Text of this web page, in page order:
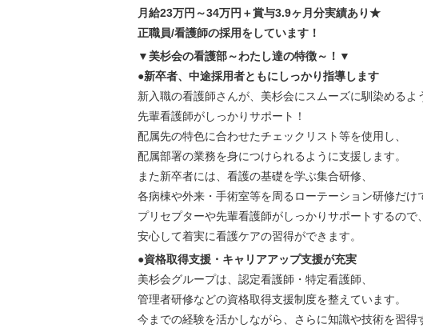
月給23万円～34万円＋賞与3.9ヶ月分実績あり★
正職員/看護師の採用をしています！
▼美杉会の看護部～わたし達の特徴～！▼
●新卒者、中途採用者ともにしっかり指導します
新入職の看護師さんが、美杉会にスムーズに馴染めるよ
先輩看護師がしっかりサポート！
配属先の特色に合わせたチェックリスト等を使用し、
配属部署の業務を身につけられるように支援します。
また新卒者には、看護の基礎を学ぶ集合研修、
各病棟や外来・手術室等を周るローテーション研修だけ
プリセプターや先輩看護師がしっかりサポートするので、
安心して着実に看護ケアの習得ができます。
●資格取得支援・キャリアアップ支援が充実
美杉会グループは、認定看護師・特定看護師、
管理者研修などの資格取得支援制度を整えています。
今までの経験を活かしながら、さらに知識や技術を習得